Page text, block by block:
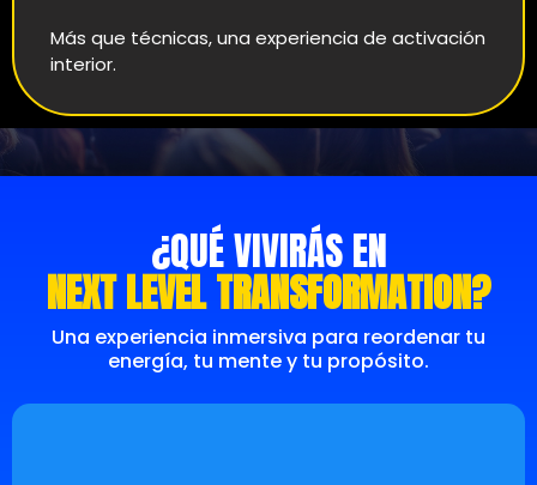
Más que técnicas, una experiencia de activación
interior.
¿QUÉ VIVIRÁS EN
NEXT LEVEL TRANSFORMATION?
Una experiencia inmersiva para reordenar tu
energía, tu mente y tu propósito.